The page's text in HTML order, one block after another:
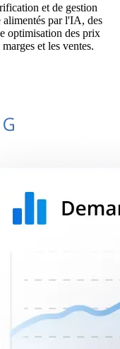
et de gestion
alimentés par l'IA, des
optimisation des prix
et les ventes.